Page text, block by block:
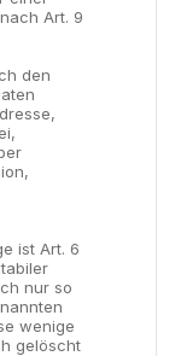
Art. 9
den
ist Art. 6
nur so
wenige
gelöscht